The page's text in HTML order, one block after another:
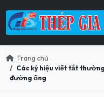
Trang chủ
Các ký hiệu viết tắt
đường ống